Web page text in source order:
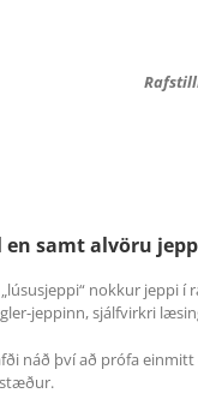
en samt alvöru
nokkur jeppi
jeppinn, sjálfvirkri
náð því að prófa